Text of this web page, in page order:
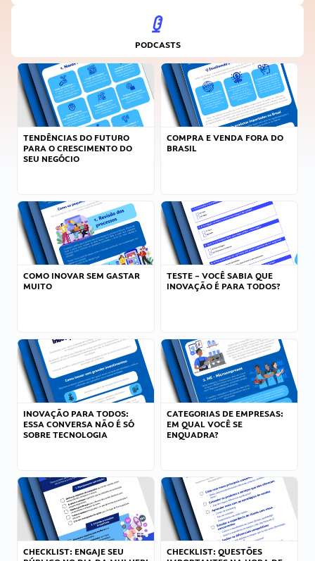
PODCASTS
TENDÊNCIAS DO FUTURO
PARA O CRESCIMENTO DO
SEU NEGÓCIO
COMPRA E VENDA FORA DO
BRASIL
COMO INOVAR SEM GASTAR
MUITO
TESTE – VOCÊ SABIA QUE
INOVAÇÃO É PARA TODOS?
INOVAÇÃO PARA TODOS:
ESSA CONVERSA NÃO É SÓ
SOBRE TECNOLOGIA
CATEGORIAS DE EMPRESAS:
EM QUAL VOCÊ SE
ENQUADRA?
CHECKLIST: ENGAJE SEU
CHECKLIST: QUESTÕES